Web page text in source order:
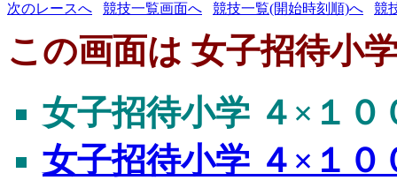
次のレースへ 競技一覧画面へ 競技一覧(開始時刻順)へ 競
この画面は 女子招待小
女子招待小学 ４×１０
女子招待小学 ４×１０